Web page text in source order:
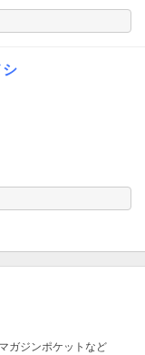
シ
ガジンポケットなど